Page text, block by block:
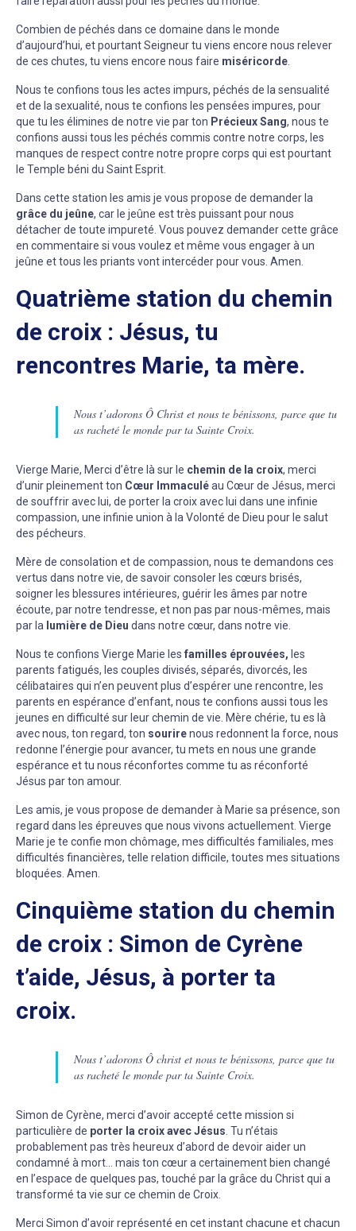
Combien de péchés dans ce domaine dans le monde
d’aujourd’hui, et pourtant Seigneur tu viens encore nous relever
de ces chutes, tu viens encore nous faire miséricorde.
Nous te confions tous les actes impurs, péchés de la sensualité
et de la sexualité, nous te confions les pensées impures, pour
que tu les élimines de notre vie par ton Précieux Sang, nous te
confions aussi tous les péchés commis contre notre corps, les
manques de respect contre notre propre corps qui est pourtant
le Temple béni du Saint Esprit.
Dans cette station les amis je vous propose de demander la
grâce du jeûne, car le jeûne est très puissant pour nous
détacher de toute impureté. Vous pouvez demander cette grâce
en commentaire si vous voulez et même vous engager à un
jeûne et tous les priants vont intercéder pour vous. Amen.
Quatrième station du chemin
de croix : Jésus, tu
rencontres Marie, ta mère.
Nous t’adorons Ô Christ et nous te bénissons, parce que tu
as racheté le monde par ta Sainte Croix.
Vierge Marie, Merci d’être là sur le chemin de la croix, merci
d’unir pleinement ton Cœur Immaculéau Cœur de Jésus, merci
de souffrir avec lui, de porter la croix avec lui dans une infinie
compassion, une infinie union à la Volonté de Dieu pour le salut
des pécheurs.
Mère de consolation et de compassion, nous te demandons ces
vertus dans notre vie, de savoir consoler les cœurs brisés,
soigner les blessures intérieures, guérir les âmes par notre
écoute, par notre tendresse, et non pas par nous-mêmes, mais
par la lumière de Dieu dans notre cœur, dans notre vie.
Nous te confions Vierge Marie les familles éprouvées, les
parents fatigués, les couples divisés, séparés, divorcés, les
célibataires qui n’en peuvent plus d’espérer une rencontre, les
parents en espérance d’enfant, nous te confions aussi tous les
jeunes en difficulté sur leur chemin de vie. Mère chérie, tu es là
avec nous, ton regard, ton sourirenous redonnent la force, nous
redonne l’énergie pour avancer, tu mets en nous une grande
espérance et tu nous réconfortes comme tu as réconforté
Jésus par ton amour.
Les amis, je vous propose de demander à Marie sa présence, son
regard dans les épreuves que nous vivons actuellement. Vierge
Marie je te confie mon chômage, mes difficultés familiales, mes
difficultés financières, telle relation difficile, toutes mes situations
bloquées. Amen.
Cinquième station du chemin
de croix : Simon de Cyrène
t’aide, Jésus, à porter ta
croix.
Nous t’adorons Ô christ et nous te bénissons, parce que tu
as racheté le monde par ta Sainte Croix.
Simon de Cyrène, merci d’avoir accepté cette mission si
particulière de porter la croix avec Jésus. Tu n’étais
probablement pas très heureux d’abord de devoir aider un
condamné à mort… mais ton cœur a certainement bien changé
en l’espace de quelques pas, touché par la grâce du Christ qui a
transformé ta vie sur ce chemin de Croix.
Merci Simon d’avoir représenté en cet instant chacune et chacun